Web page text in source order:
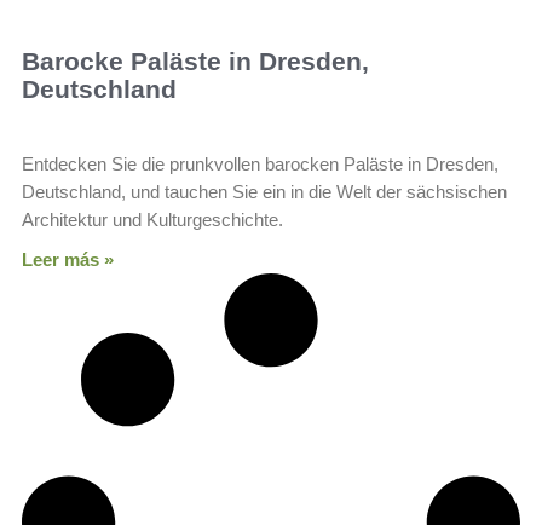
Barocke Paläste in Dresden,
Deutschland
Entdecken Sie die prunkvollen barocken Paläste in Dresden,
Deutschland, und tauchen Sie ein in die Welt der sächsischen
Architektur und Kulturgeschichte.
Leer más »